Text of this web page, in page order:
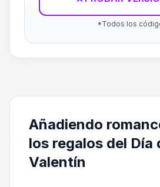
*Todos los
Añadiendo
los regalos del Día
Valentín